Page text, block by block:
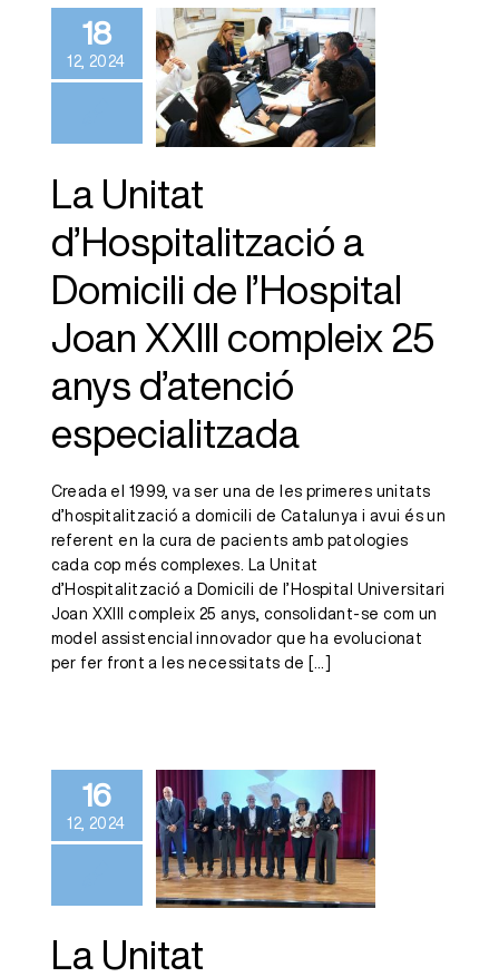
18
12, 2024
a Domicili de
l’Hospital Joan
XXIII compleix
25 anys
especialitzada
La Unitat
d’Hospitalització a
Domicili de l’Hospital
Joan XXIII compleix 25
anys d’atenció
especialitzada
Creada el 1999, va ser una de les primeres unitats
d’hospitalització a domicili de Catalunya i avui és un
referent en la cura de pacients amb patologies
cada cop més complexes. La Unitat
d’Hospitalització a Domicili de l’Hospital Universitari
Joan XXIII compleix 25 anys, consolidant-se com un
model assistencial innovador que ha evolucionat
per fer front a les necessitats de [...]
16
12, 2024
a Domicili i el
Dr. Bardají,
homenatjats
als premis
La Unitat